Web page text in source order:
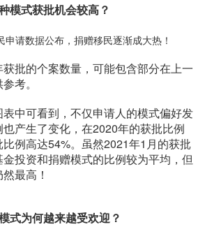
模式获批机会较高？
批的个案数量，可能包含部分在上一
考。
中可看到，不仅申请人的模式偏好发
产生了变化，在2020年的获批比例
例高达54%。虽然2021年1月的获批
投资和捐赠模式的比例较为平均，但
最高！
式为何越来越受欢迎？